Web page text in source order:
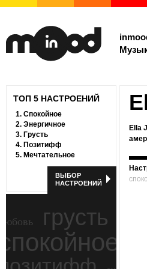
ТОП 5 НАСТРОЕНИЙ
1. Спокойное
2. Энергичное
3. Грусть
4. Позитифф
5. Мечтательное
ВЫБОР
НАСТРОЕНИЙ
грусть
Ella